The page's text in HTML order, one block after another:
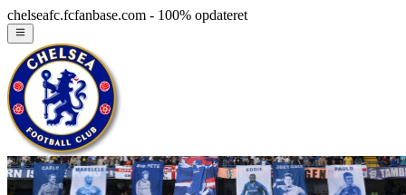
chelseafc.fcfanbase.com - 100% opdateret